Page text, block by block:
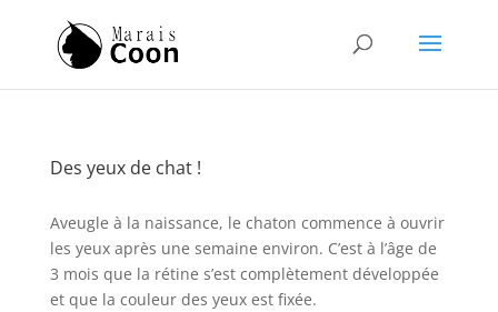
Des yeux de chat !
Aveugle à la naissance, le chaton commence à ouvrir
les yeux après une semaine environ. C’est à l’âge de
3 mois que la rétine s’est complètement développée
et que la couleur des yeux est fixée.